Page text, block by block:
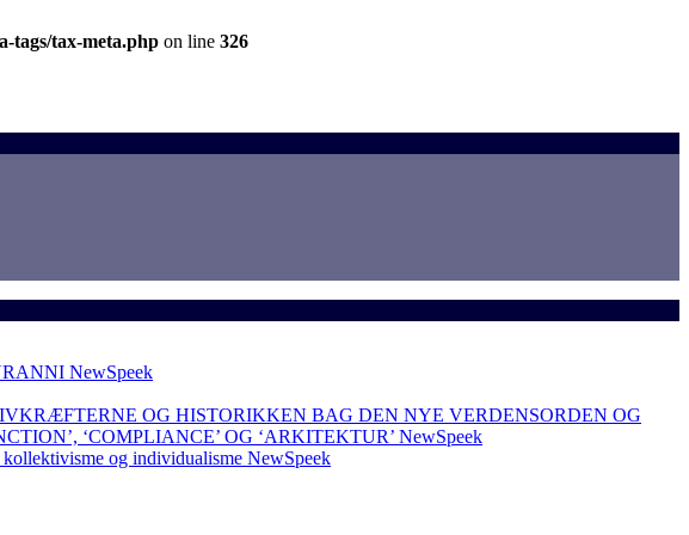
tags/tax-meta.php on line 326
NewSpeek
OG HISTORIKKEN BAG DEN NYE VERDENSORDEN OG
‘COMPLIANCE’ OG ‘ARKITEKTUR’ NewSpeek
og individualisme NewSpeek